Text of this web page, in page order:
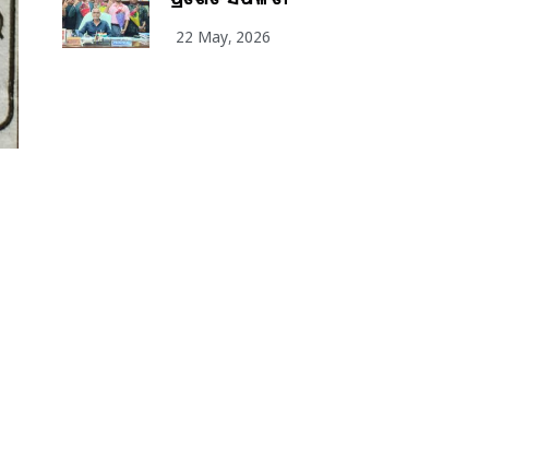
22 May, 2026